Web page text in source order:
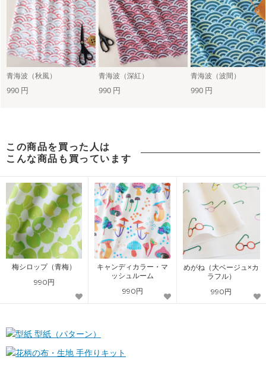
青海波（秋風） 青海波（深紅） 青海波（波間）
990 円 990 円 990 円
この商品を買った人は
こんな商品も買っています
梅シロップ（青梅）
990円
キャンディカラー・マ
ッシュルーム
990円
めがね（大ベージュ×カ
ラフル）
990円
型紙（パターン）
手作りキット